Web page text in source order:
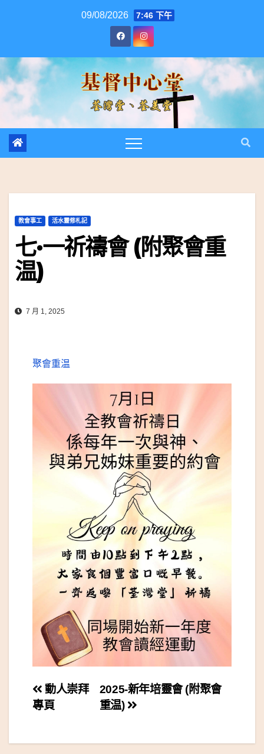
容
09/08/2026 7:46 下午
教會事工 活水靈修札記
七·一祈禱會 (附聚會重
温)
7 月 1, 2025
聚會重温
文
章
導
2025-新年培靈會 (附聚會
重温)
動人崇拜
專頁